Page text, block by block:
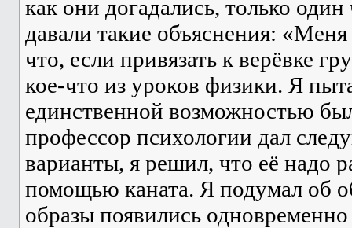
как они догадались, только
давали такие объяснения:
что, если привязать к верёвке
кое-что из уроков физики. Я
единственной возможностью
профессор психологии дал
варианты, я решил, что её надо
помощью каната. Я подумал об
образы появились